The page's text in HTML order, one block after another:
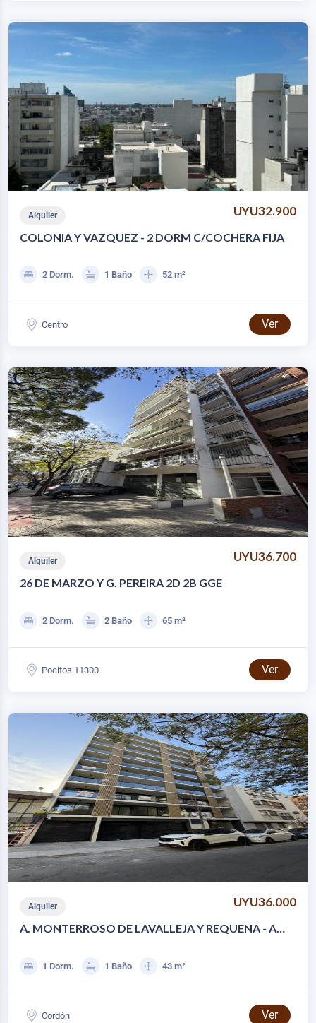
Alquiler UYU32.900
COLONIA Y VAZQUEZ - 2 DORM C/COCHERA FIJA
2 Dorm. 1 Baño 52 m²
Centro Ver
Alquiler UYU36.700
26 DE MARZO Y G. PEREIRA 2D 2B GGE
2 Dorm. 2 Baño 65 m²
Pocitos 11300 Ver
Alquiler UYU36.000
A. MONTERROSO DE LAVALLEJA Y REQUENA - A
1 Dorm. 1 Baño 43 m²
Cordón Ver